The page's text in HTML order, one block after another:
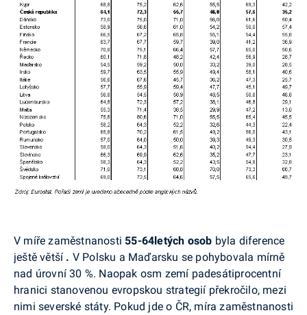
V míře zaměstnanosti 55-64letých osob byla diference
ještě větší . V Polsku a Maďarsku se pohybovala mírně
nad úrovní 30 %. Naopak osm zemí padesátiprocentní
hranici stanovenou evropskou strategií překročilo, mezi
nimi severské státy. Pokud jde o ČR, míra zaměstnanosti